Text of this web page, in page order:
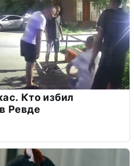
Кто избил
Ревде